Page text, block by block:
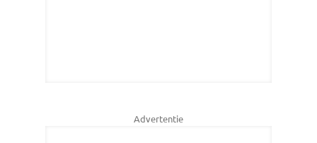
Advertentie